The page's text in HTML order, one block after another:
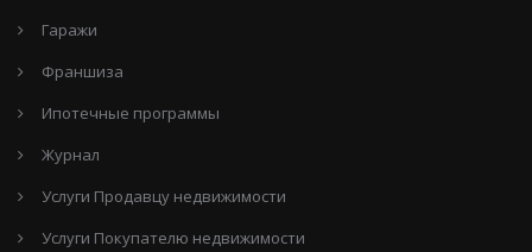
Гаражи
Франшиза
Ипотечные программы
Журнал
Услуги Продавцу недвижимости
Услуги Покупателю недвижимости